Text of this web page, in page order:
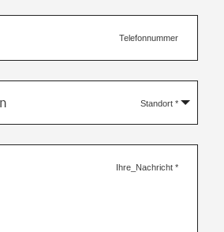
Telefonnummer
Standort *
Ihre_Nachricht *